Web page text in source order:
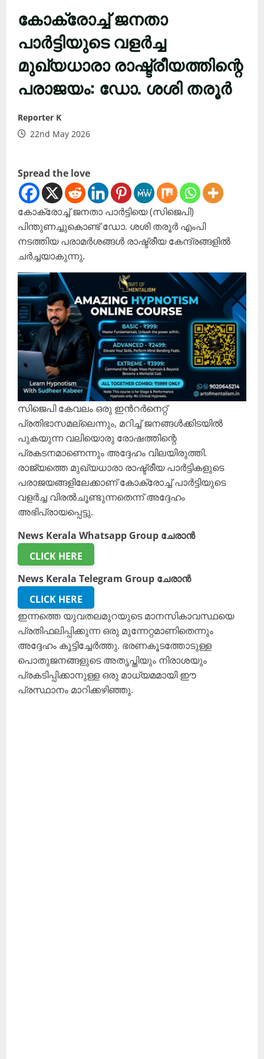
കോക്രോച്ച് ജനതാ
പാർട്ടിയുടെ വളർച്ച
മുഖ്യധാരാ രാഷ്ട്രീയത്തിന്റെ
പരാജയം: ഡോ. ശശി തരൂർ
Reporter K
22nd May 2026
Spread the love
കോക്രോച്ച് ജനതാ പാർട്ടിയെ (സിജെപി)
പിന്തുണച്ചുകൊണ്ട് ഡോ. ശശി തരൂർ എംപി
നടത്തിയ പരാമർശങ്ങൾ രാഷ്ട്രീയ കേന്ദ്രങ്ങളിൽ
ചർച്ചയാകുന്നു.
സിജെപി കേവലം ഒരു ഇൻറർനെറ്റ്
പ്രതിഭാസമല്ലെന്നും, മറിച്ച് ജനങ്ങൾക്കിടയിൽ
പുകയുന്ന വലിയൊരു രോഷത്തിന്റെ
പ്രകടനമാണെന്നും അദ്ദേഹം വിലയിരുത്തി.
രാജ്യത്തെ മുഖ്യധാരാ രാഷ്ട്രീയ പാർട്ടികളുടെ
പരാജയങ്ങളിലേക്കാണ് കോക്രോച്ച് പാർട്ടിയുടെ
വളർച്ച വിരൽചൂണ്ടുന്നതെന്ന് അദ്ദേഹം
അഭിപ്രായപ്പെട്ടു.
News Kerala Whatsapp Group ചേരാൻ
CLICK HERE
News Kerala Telegram Group ചേരാൻ
CLICK HERE
ഇന്നത്തെ യുവതലമുറയുടെ മാനസികാവസ്ഥയെ
പ്രതിഫലിപ്പിക്കുന്ന ഒരു മുന്നേറ്റമാണിതെന്നും
അദ്ദേഹം കൂട്ടിച്ചേർത്തു. ഭരണകൂടത്തോടുള്ള
പൊതുജനങ്ങളുടെ അതൃപ്തിയും നിരാശയും
പ്രകടിപ്പിക്കാനുള്ള ഒരു മാധ്യമമായി ഈ
പ്രസ്ഥാനം മാറിക്കഴിഞ്ഞു.